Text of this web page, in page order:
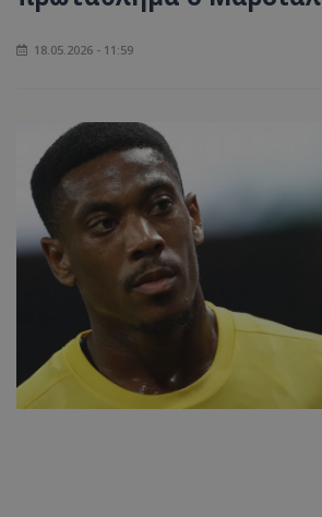
18.05.2026 - 11:59